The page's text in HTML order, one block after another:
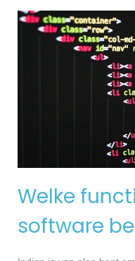
Welke
software